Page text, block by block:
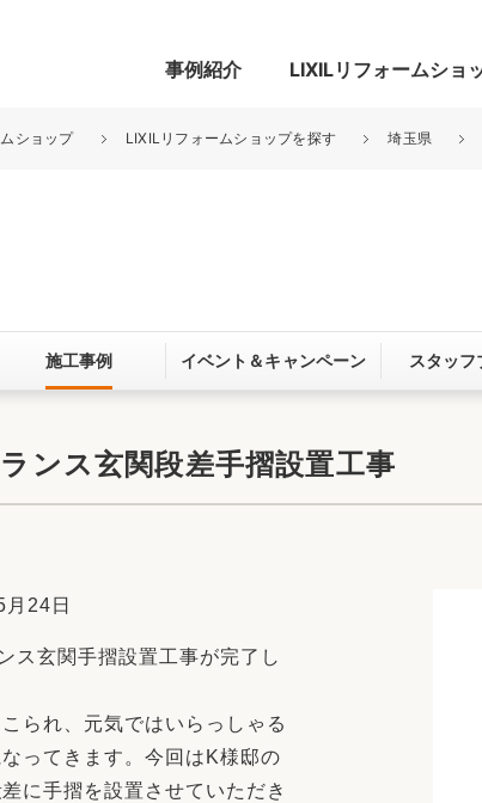
事例紹介
トイレ 玄関まわり
ガーデンスペース カースペース
3Dシミュレーション
LIXILリフォームショ
いて
組み お客さま満足度アンケート
リフォームお役立ち情報
おすすめ情報
ショップ LIXILリフォームショップを探す 埼玉県
施工事例 イベント＆キャンペーン スタッフ
ンス玄関段差手摺設置工事
24日
ス玄関手摺設置工事が完了し
られ、元気ではいらっしゃる
ってきます。今回はK様邸の
に手摺を設置させていただき